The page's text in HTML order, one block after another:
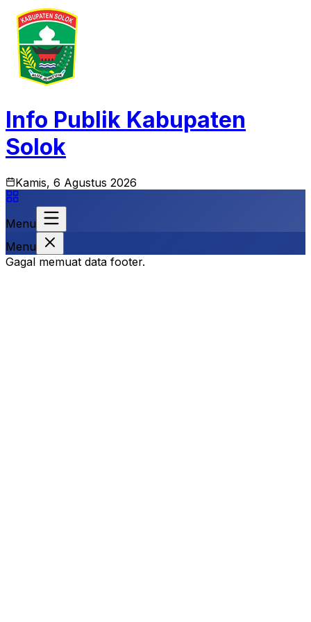
Info Publik Kabupaten
Solok
Kamis, 6 Agustus 2026
Menu
Menu
Gagal memuat data footer.